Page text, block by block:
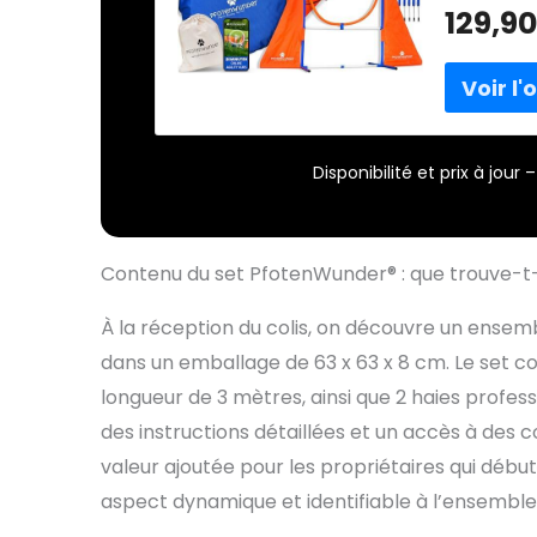
parcours
TUNNEL
chien
100 %
chihuahua
premiers
Disponibilité et prix à jour
Contenu du set PfotenWunder® : que
À la réception du colis, on découvre un
dans un emballage de 63 x 63 x 8 cm. Le set
longueur de 3 mètres, ainsi que 2 haies
des instructions détaillées et un accès à des
valeur ajoutée pour les propriétaires qui
aspect dynamique et identifiable à